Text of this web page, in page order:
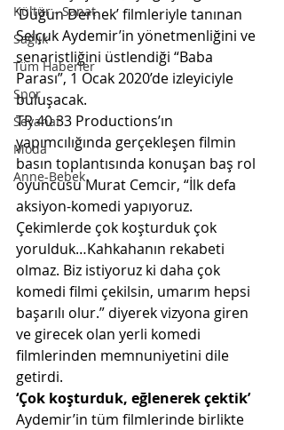
Kültür - Sanat
Sağlık
Tüm Haberler
Spor
Seyahat
Moda
Anne-Bebek
‘Düğün Dernek’ filmleriyle tanınan
Selçuk Aydemir’in yönetmenliğini ve
senaristliğini üstlendiği “Baba
Parası”, 1 Ocak 2020’de izleyiciyle
buluşacak.
TR 40 33 Productions’ın
yapımcılığında gerçekleşen filmin
basın toplantısında konuşan baş rol
oyuncusu Murat Cemcir, “İlk defa
aksiyon-komedi yapıyoruz.
Çekimlerde çok koşturduk çok
yorulduk…Kahkahanın rekabeti
olmaz. Biz istiyoruz ki daha çok
komedi filmi çekilsin, umarım hepsi
başarılı olur.” diyerek vizyona giren
ve girecek olan yerli komedi
filmlerinden memnuniyetini dile
getirdi.
‘Çok koşturduk, eğlenerek çektik’
Aydemir’in tüm filmlerinde birlikte